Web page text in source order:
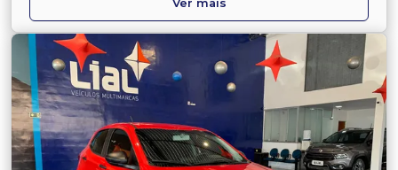
Ver mais